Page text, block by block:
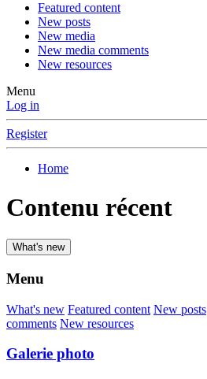
Featured content
New posts
New media
New media comments
New resources
Menu
Log in
Register
Home
Contenu récent
What's new
Menu
What's new Featured content New posts
comments New resources
Galerie photo